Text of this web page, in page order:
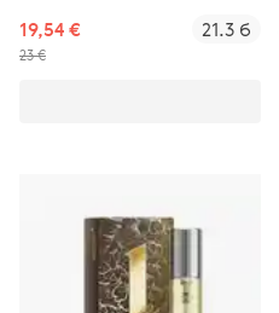
19,54 €
23 €
21.3 б